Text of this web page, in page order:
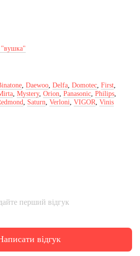
Daewoo Delfa Domotec First
Mystery, Orion Panasonic Philips
Saturn Verloni VIGOR Vinis
перший відгук
відгук